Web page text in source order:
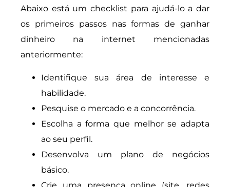
Abaixo está um checklist para ajudá-lo a dar
os primeiros passos nas formas de ganhar
dinheiro na internet mencionadas
anteriormente:
Identifique sua área de interesse e
habilidade.
Pesquise o mercado e a concorrência.
Escolha a forma que melhor se adapta
ao seu perfil.
Desenvolva um plano de negócios
básico.
Crie uma presença online (site, redes